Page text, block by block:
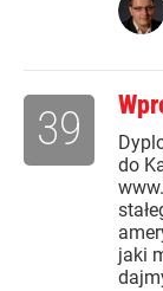
do
jaki
39